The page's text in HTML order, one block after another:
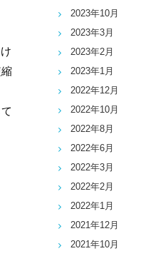
2023年10月
2023年3月
2023年2月
2023年1月
2022年12月
2022年10月
2022年8月
2022年6月
2022年3月
2022年2月
2022年1月
2021年12月
2021年10月